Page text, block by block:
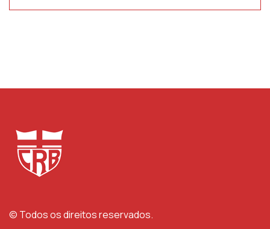
© Todos os direitos reservados.